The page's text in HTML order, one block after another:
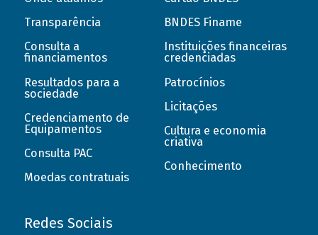
Transparência
Consulta a
financiamentos
Resultados para a
sociedade
Credenciamento de
Equipamentos
Consulta PAC
Moedas contratuais
BNDES Finame
Instituições financeiras
credenciadas
Patrocínios
Licitações
Cultura e economia
criativa
Conhecimento
Redes Sociais